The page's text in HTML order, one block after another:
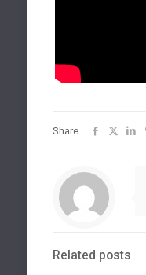
Share
Related posts